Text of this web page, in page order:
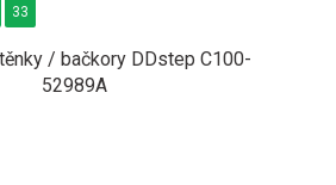
/ bačkory DDstep C100-
52989A
33